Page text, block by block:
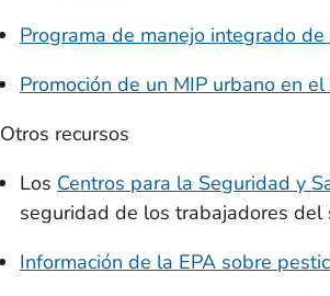
Programa de manejo integrado
Promoción de un MIP urbano en
Otros recursos
Los Centros para la Seguridad y
seguridad de los trabajadores del
Información de la EPA sobre